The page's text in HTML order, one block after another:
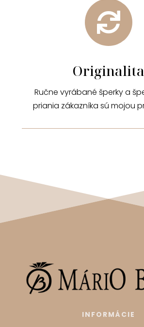

Originalita
Ručne vyrábané šperky a
priania zákazníka sú mojou
INFORMÁCIE